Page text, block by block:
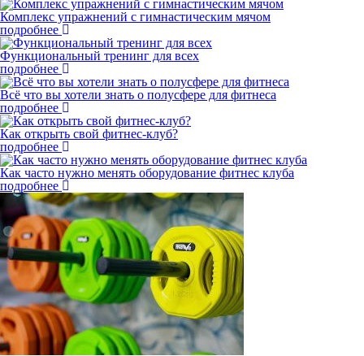
Комплекс упражнений с гимнастическим мячом
подробнее
Функциональный тренинг для всех
подробнее
Всё что вы хотели знать о полусфере для фитнеса
подробнее
Как открыть свой фитнес-клуб?
подробнее
Как часто нужно менять оборудование фитнес клуба
подробнее